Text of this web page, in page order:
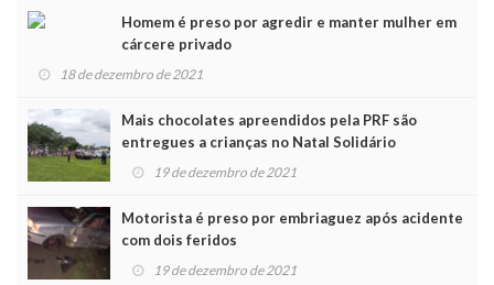
Homem é preso por agredir e manter mulher em
cárcere privado
18 de dezembro de 2021
Mais chocolates apreendidos pela PRF são
entregues a crianças no Natal Solidário
19 de dezembro de 2021
Motorista é preso por embriaguez após acidente
com dois feridos
19 de dezembro de 2021